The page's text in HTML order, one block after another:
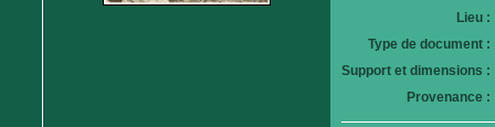
Lieu :
Type de document :
Support et dimensions :
Provenance :